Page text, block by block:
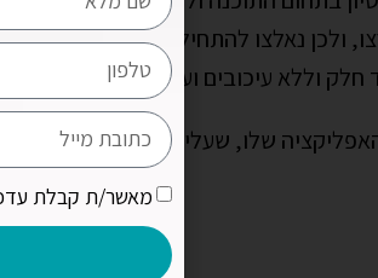
ולכן נאלצו להתחיל את כל התהליך
וללא עיכובים ועלויות מיותרות.
שלו, שעליה הוא חלם כל כך
מאשר/ת קבלת